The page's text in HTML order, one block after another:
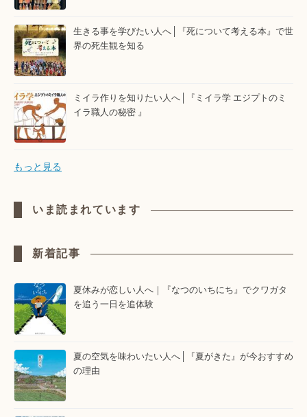
生きる事を学びたい人へ│『死について考える本』で世
界の死生観を知る
ミイラ作りを知りたい人へ│『ミイラ学 エジプトのミ
イラ職人の秘密 』
もっと見る
いま読まれています
新着記事
夏休みが恋しい人へ｜『なつのいちにち』でクワガタ
を追う一日を追体験
夏の空気を味わいたい人へ│『夏がきた』が今おすすめ
の理由